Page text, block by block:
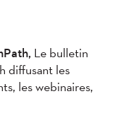
Le bulletin
diffusant les
les webinaires,